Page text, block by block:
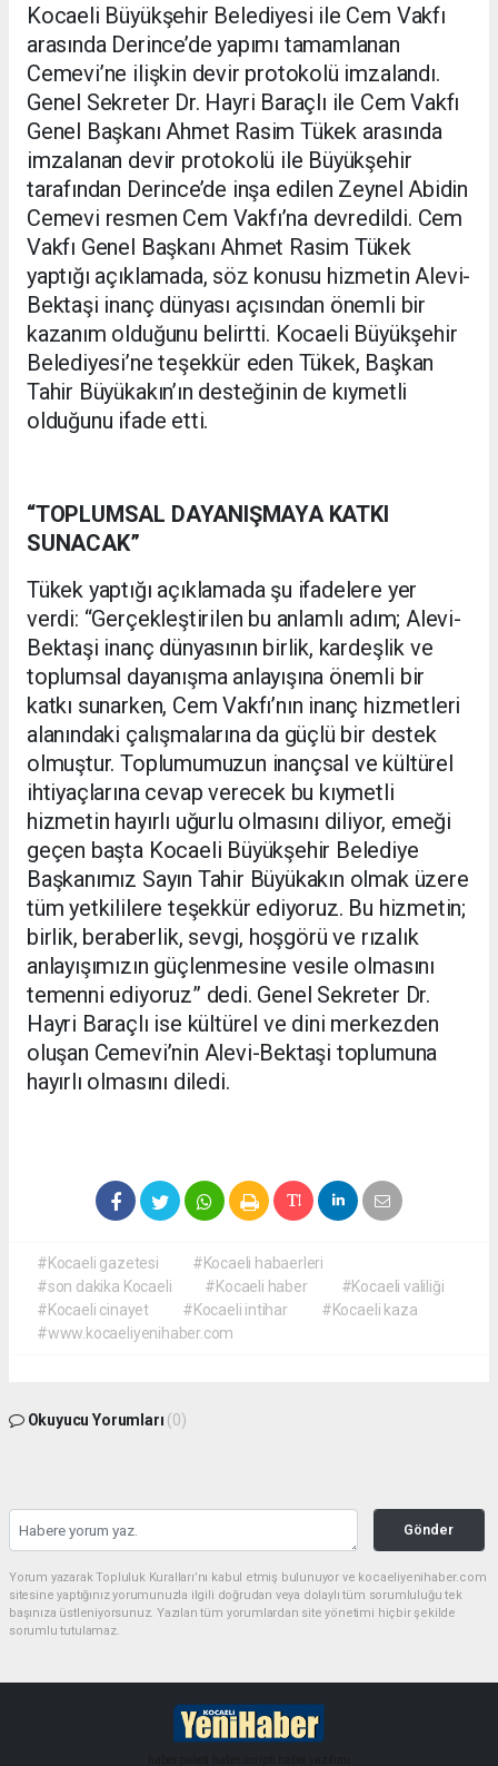
Kocaeli Büyükşehir Belediyesi ile Cem Vakfı
arasında Derince’de yapımı tamamlanan
Cemevi’ne ilişkin devir protokolü imzalandı.
Genel Sekreter Dr. Hayri Baraçlı ile Cem Vakfı
Genel Başkanı Ahmet Rasim Tükek arasında
imzalanan devir protokolü ile Büyükşehir
tarafından Derince’de inşa edilen Zeynel Abidin
Cemevi resmen Cem Vakfı’na devredildi. Cem
Vakfı Genel Başkanı Ahmet Rasim Tükek
yaptığı açıklamada, söz konusu hizmetin Alevi-
Bektaşi inanç dünyası açısından önemli bir
kazanım olduğunu belirtti. Kocaeli Büyükşehir
Belediyesi’ne teşekkür eden Tükek, Başkan
Tahir Büyükakın’ın desteğinin de kıymetli
olduğunu ifade etti.
“TOPLUMSAL DAYANIŞMAYA KATKI
SUNACAK”
Tükek yaptığı açıklamada şu ifadelere yer
verdi: “Gerçekleştirilen bu anlamlı adım; Alevi-
Bektaşi inanç dünyasının birlik, kardeşlik ve
toplumsal dayanışma anlayışına önemli bir
katkı sunarken, Cem Vakfı’nın inanç hizmetleri
alanındaki çalışmalarına da güçlü bir destek
olmuştur. Toplumumuzun inançsal ve kültürel
ihtiyaçlarına cevap verecek bu kıymetli
hizmetin hayırlı uğurlu olmasını diliyor, emeği
geçen başta Kocaeli Büyükşehir Belediye
Başkanımız Sayın Tahir Büyükakın olmak üzere
tüm yetkililere teşekkür ediyoruz. Bu hizmetin;
birlik, beraberlik, sevgi, hoşgörü ve rızalık
anlayışımızın güçlenmesine vesile olmasını
temenni ediyoruz” dedi. Genel Sekreter Dr.
Hayri Baraçlı ise kültürel ve dini merkezden
oluşan Cemevi’nin Alevi-Bektaşi toplumuna
hayırlı olmasını diledi.
#Kocaeli gazetesi
#Kocaeli habaerleri
#son dakika Kocaeli
#Kocaeli haber
#Kocaeli valiliği
#Kocaeli cinayet
#Kocaeli intihar
#Kocaeli kaza
#www.kocaeliyenihaber.com
Okuyucu Yorumları (0)
Gönder
Yorum yazarak Topluluk Kuralları’nı kabul etmiş bulunuyor ve kocaeliyenihaber.com
sitesine yaptığınız yorumunuzla ilgili doğrudan veya dolaylı tüm sorumluluğu tek
başınıza üstleniyorsunuz. Yazılan tüm yorumlardan site yönetimi hiçbir şekilde
sorumlu tutulamaz.